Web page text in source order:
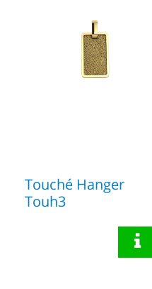
Touché Hanger
Touh3